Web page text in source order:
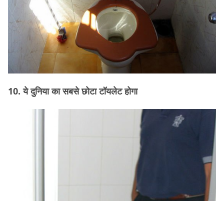
10. ये दुनिया का सबसे छोटा टॉयलेट होगा